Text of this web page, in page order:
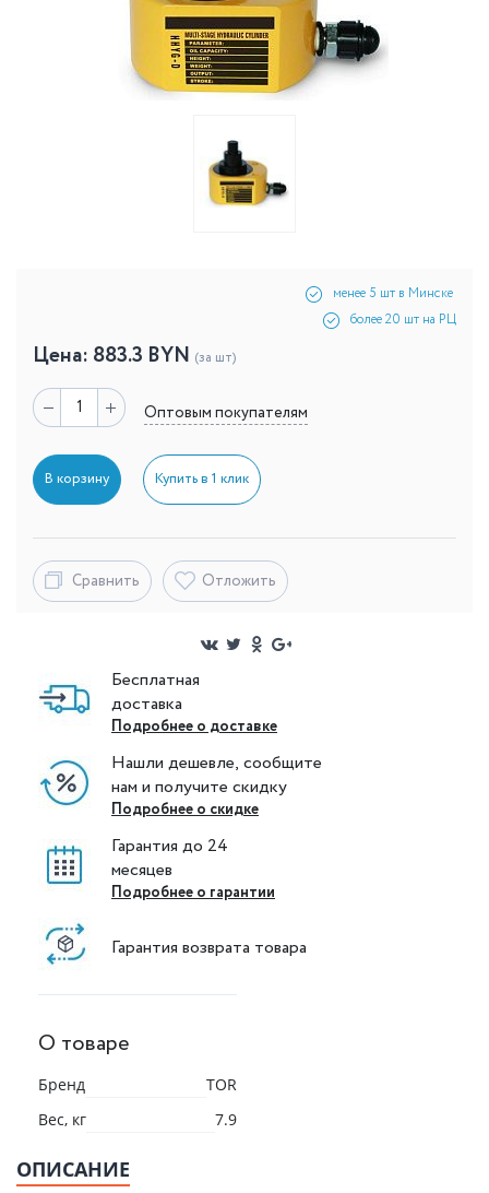
менее 5 шт в Минске
более 20 шт на РЦ
Цена: 883.3 BYN (за шт)
Оптовым покупателям
В корзину Купить в 1 клик
Сравнить Отложить
Бесплатная
доставка
Подробнее о доставке
Нашли дешевле, сообщите
нам и получите скидку
Подробнее о скидке
Гарантия до 24
месяцев
Подробнее о гарантии
Гарантия возврата товара
О товаре
Бренд
TOR
Вес, кг
7.9
ОПИСАНИЕ